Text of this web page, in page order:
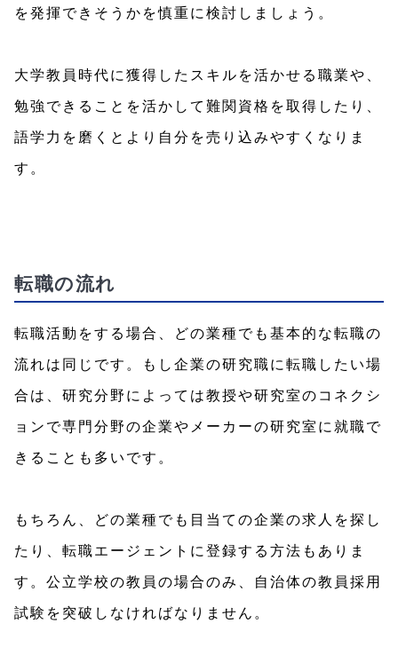
を発揮できそうかを慎重に検討しましょう。
大学教員時代に獲得したスキルを活かせる職業や、
勉強できることを活かして難関資格を取得したり、
語学力を磨くとより自分を売り込みやすくなりま
す。
転職の流れ
転職活動をする場合、どの業種でも基本的な転職の
流れは同じです。もし企業の研究職に転職したい場
合は、研究分野によっては教授や研究室のコネクシ
ョンで専門分野の企業やメーカーの研究室に就職で
きることも多いです。
もちろん、どの業種でも目当ての企業の求人を探し
たり、転職エージェントに登録する方法もありま
す。公立学校の教員の場合のみ、自治体の教員採用
試験を突破しなければなりません。